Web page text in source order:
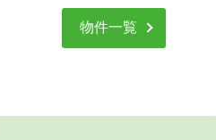
物件一覧